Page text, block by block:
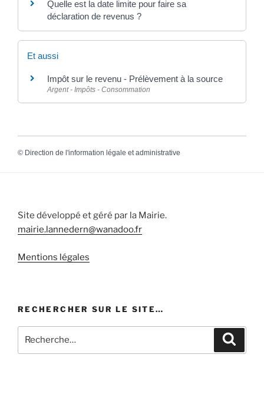
Quelle est la date limite pour faire sa
déclaration de revenus ?
Et aussi
Impôt sur le revenu - Prélèvement à la source
Argent - Impôts - Consommation
© Direction de l'information légale et administrative
Site développé et géré par la Mairie.
mairie.lannedern@wanadoo.fr
Mentions légales
RECHERCHER SUR LE SITE…
pour